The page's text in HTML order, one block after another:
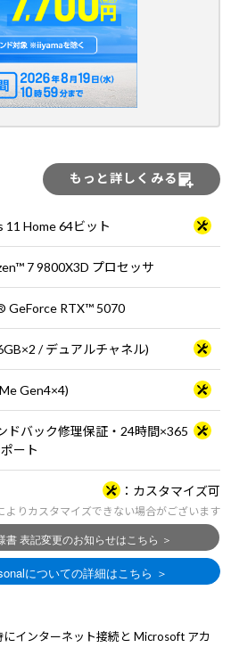
もっと詳しくみる
11 Home 64ビット
7 9800X3D プロセッサ
GeForce RTX™ 5070
/ デュアルチャネル)
Gen4×4)
ドバック修理保証・24時間×365
ート
カスタマイズ可
よりカスタマイズできない場合がございます
インターネット接続と Microsoft アカ